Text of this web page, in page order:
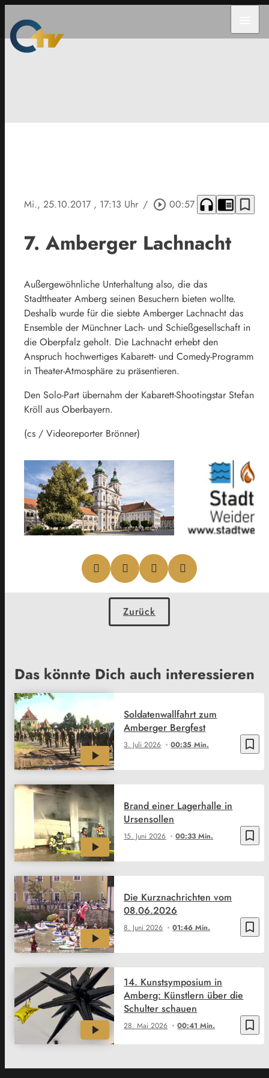
Mi., 25.10.2017 , 17:13 Uhr / play_circle_outline 00:57 headphones chrome_reader_mode bookmark_border
7. Amberger Lachnacht
Außergewöhnliche Unterhaltung also, die das
Stadttheater Amberg seinen Besuchern bieten wollte.
Deshalb wurde für die siebte Amberger Lachnacht das
Ensemble der Münchner Lach- und Schießgesellschaft in
die Oberpfalz geholt. Die Lachnacht erhebt den
Anspruch hochwertiges Kabarett- und Comedy-Programm
in Theater-Atmosphäre zu präsentieren.
Den Solo-Part übernahm der Kabarett-Shootingstar Stefan
Kröll aus Oberbayern.
(cs / Videoreporter Brönner)
Zurück
Das könnte Dich auch interessieren
bookmark_border
3. Juli 2026 00:35 Min.
Soldatenwallfahrt zum
Amberger Bergfest
bookmark_border
15. Juni 2026 00:33 Min.
Brand einer Lagerhalle in
Ursensollen
bookmark_border
8. Juni 2026 01:46 Min.
Die Kurznachrichten vom
08.06.2026
bookmark_border
28. Mai 2026 00:41 Min.
14. Kunstsymposium in
Amberg: Künstlern über die
Schulter schauen